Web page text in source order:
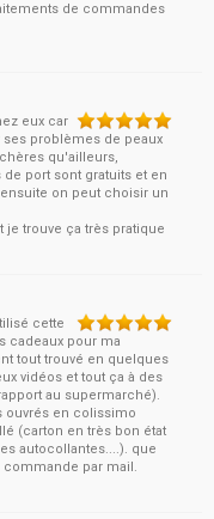
de commandes
eux car
problèmes de peaux
qu'ailleurs,
port sont gratuits et en
on peut choisir un
je trouve ça très pratique
cette
cadeaux pour ma
tout trouvé en quelques
vidéos et tout ça à des
au supermarché).
ouvrés en colissimo
(carton en très bon état
autocollantes....). que
par mail.